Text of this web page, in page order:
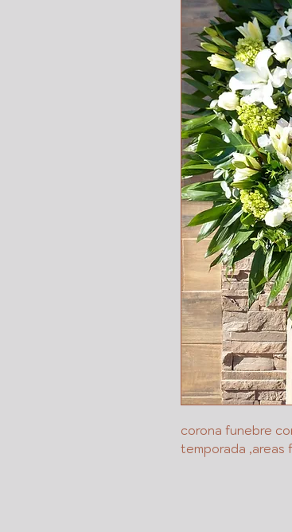
corona funebre
temporada ,areas